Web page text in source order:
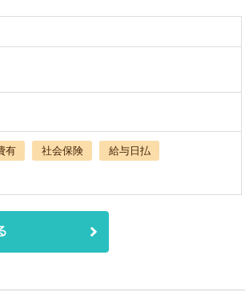
有 社会保険
給与日払